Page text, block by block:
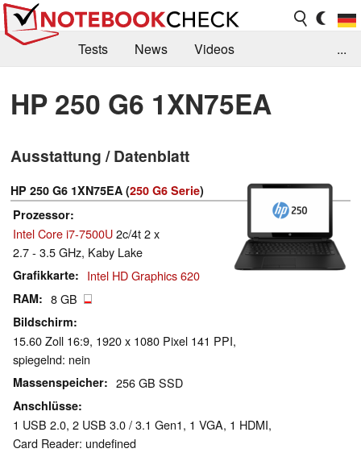
Tests News
Videos
Kaufberatung
Deals Suche
Jobs
Forum
...
HP 250 G6 1XN75EA
Ausstattung / Datenblatt
HP 250 G6 1XN75EA (250 G6 Serie)
Prozessor
Intel Core i7-7500U2c/4t 2 x
2.7 - 3.5 GHz, Kaby Lake
Grafikkarte Intel HD Graphics 620
RAM 8 GB
Bildschirm
15.60 Zoll 16:9, 1920 x 1080 Pixel 141 PPI,
spiegelnd: nein
Massenspeicher 256 GB SSD
Anschlüsse
1 USB 2.0, 2 USB 3.0 / 3.1 Gen1, 1 VGA, 1 HDMI,
Card Reader: undefined